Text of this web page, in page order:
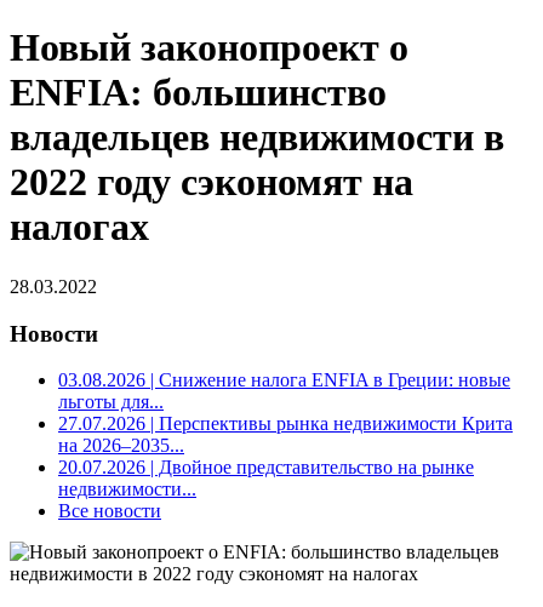
Новый законопроект о
ENFIA: большинство
владельцев недвижимости в
2022 году сэкономят на
налогах
28.03.2022
Новости
03.08.2026 | Снижение налога ENFIA в Греции: новые
льготы для...
27.07.2026 | Перспективы рынка недвижимости Крита
на 2026–2035...
20.07.2026 | Двойное представительство на рынке
недвижимости...
Все новости